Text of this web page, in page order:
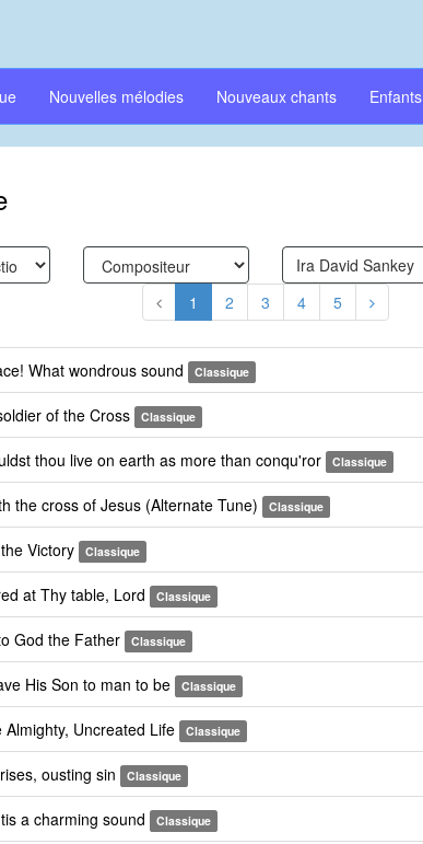
Nouvelles mélodies Nouveaux chants Enfants
1 2 3 4 5
What wondrous sound Classique
of the Cross Classique
thou live on earth as more than conqu'ror Classique
the cross of Jesus (Alternate Tune) Classique
Victory Classique
at Thy table, Lord Classique
God the Father Classique
His Son to man to be Classique
Uncreated Life Classique
ousting sin Classique
a charming sound Classique